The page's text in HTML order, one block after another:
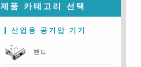
제품 카테고리 선택
산업용 공기압 기기
핸드